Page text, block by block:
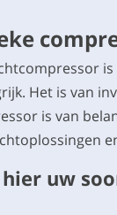
Het is van
is van
hier uw